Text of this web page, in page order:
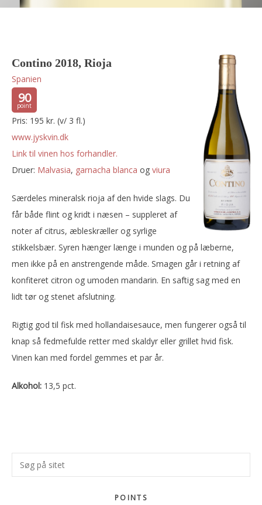
Contino 2018, Rioja
Spanien
90
Pris: 195 kr. (v/ 3 fl.)
www.jyskvin.dk
Link til vinen hos forhandler.
Druer:
malvasia, garnacha blanca og viura
Særdeles mineralsk rioja af den hvide slags. Du
får både flint og kridt i næsen – suppleret af
noter af citrus, æbleskræller og syrlige
stikkelsbær. Syren hænger længe i munden og på læberne,
men ikke på en anstrengende måde. Smagen går i retning af
konfiteret citron og umoden mandarin. En saftig sag med en
lidt tør og stenet afslutning.
Rigtig god til fisk med hollandaisesauce, men fungerer også til
knap så fedmefulde retter med skaldyr eller grillet hvid fisk.
Vinen kan med fordel gemmes et par år.
Alkohol: 13,5 pct.
Primær
Sidebar
Søg
på
POINTS